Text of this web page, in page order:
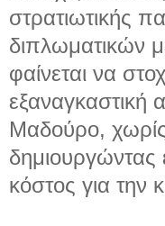
στρατιωτικής
διπλωματικών
φαίνεται να
Μαδούρο,
δημιουργώντας
κόστος για την